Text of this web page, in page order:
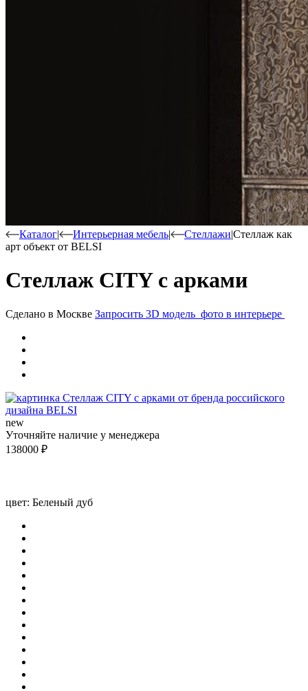
Каталог| Интерьерная мебель| Стеллажи|Стеллаж как
арт объект от BELSI
Стеллаж CITY с арками
Сделано в Москве Запросить 3D модель фото в интерьере
new
Уточняйте наличие у менеджера
138000 ₽
цвет: Беленый дуб